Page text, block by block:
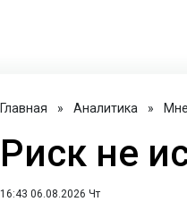
Главная » Аналитика »
Риск не
16:43 06.08.2026 Чт